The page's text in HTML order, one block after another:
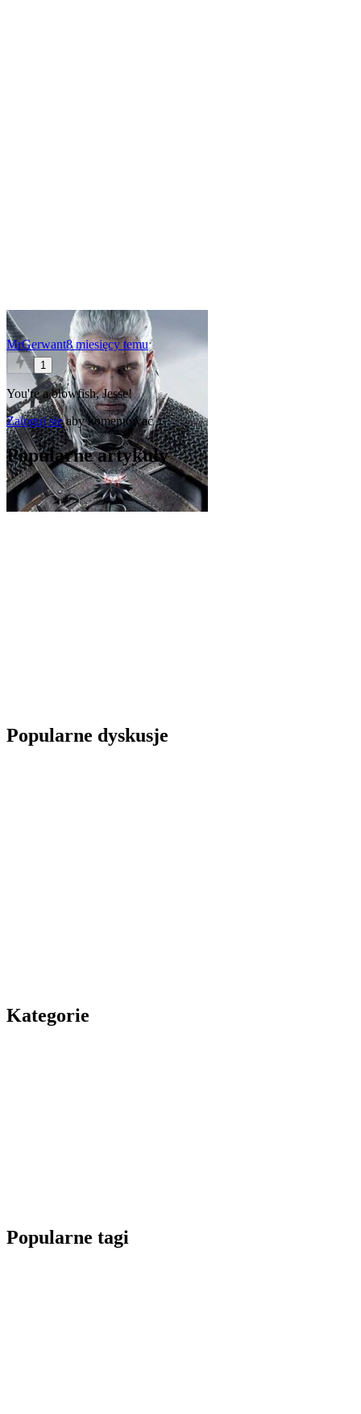
MrGerwant8 miesięcy temu
1
You're a blowfish, Jesse!
Zaloguj sięaby komentować
Popularne artykuły
Popularne dyskusje
Kategorie
Popularne tagi